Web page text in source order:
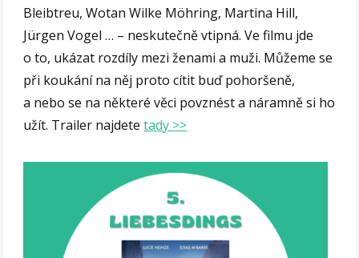
Bleibtreu, Wotan Wilke Möhring, Martina Hill,
Jürgen Vogel … – neskutečně vtipná. Ve filmu jde
o to, ukázat rozdíly mezi ženami a muži. Můžeme se
při koukání na něj proto cítit buď pohoršeně,
a nebo se na některé věci povznést a náramně si ho
užít. Trailer najdetetady >>